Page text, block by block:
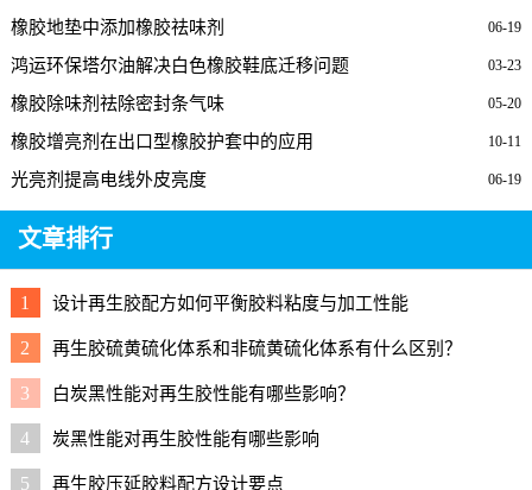
06-19
橡胶地垫中添加橡胶祛味剂
03-23
鸿运环保塔尔油解决白色橡胶鞋底迁移问题
05-20
橡胶除味剂祛除密封条气味
10-11
橡胶增亮剂在出口型橡胶护套中的应用
06-19
光亮剂提高电线外皮亮度
文章排行
1 设计再生胶配方如何平衡胶料粘度与加工性能
2 再生胶硫黄硫化体系和非硫黄硫化体系有什么区别？
3 白炭黑性能对再生胶性能有哪些影响？
4 炭黑性能对再生胶性能有哪些影响
5 再生胶压延胶料配方设计要点